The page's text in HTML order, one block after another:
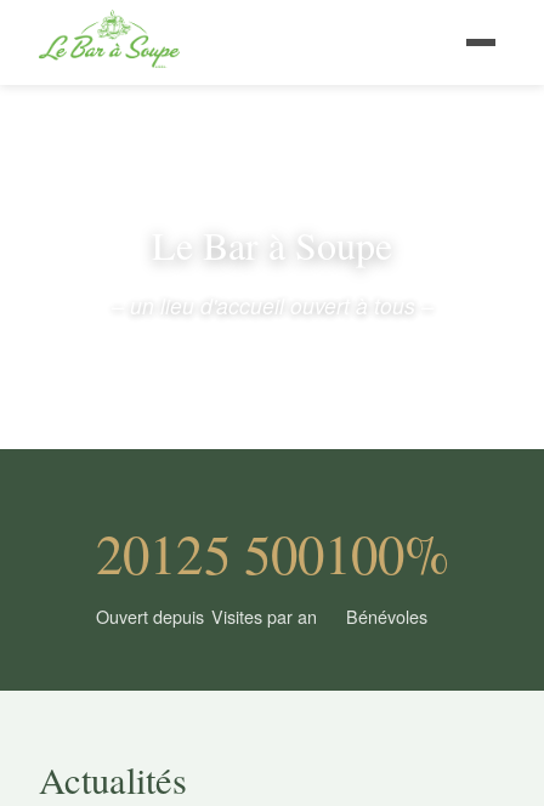
Le Bar à Soupe
– un lieu d'accueil ouvert à tous –
2012
Ouvert depuis
5 500
Visites par an
100%
Bénévoles
Actualités